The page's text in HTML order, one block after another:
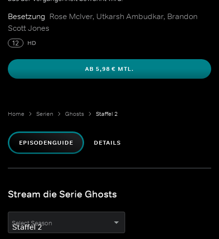
Besetzung Rose McIver, Utkarsh Ambudkar, Brandon
Scott Jones
12 HD
AB 5,98 € MTL.
Home Serien Ghosts Staffel 2
EPISODENGUIDE DETAILS
Stream die Serie Ghosts
Select Season